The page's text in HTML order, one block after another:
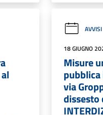
AVVISI
18 GIUGNO
Misure
via
dissesto